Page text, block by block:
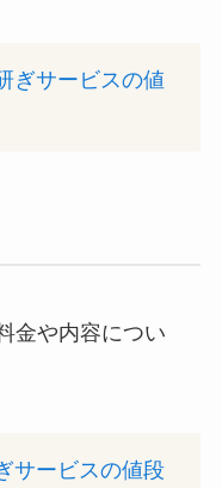
ぎサービスの値
金や内容につい
サービスの値段